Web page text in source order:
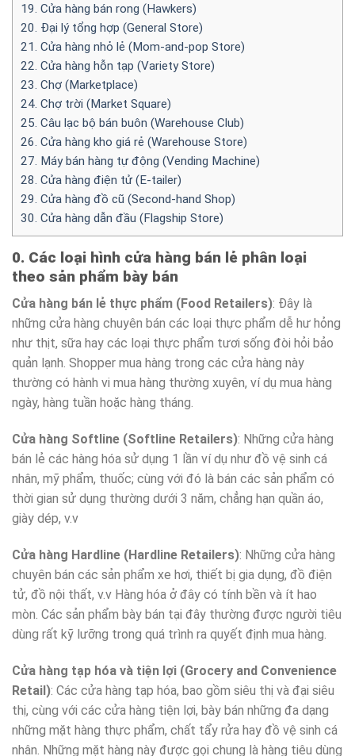
19. Cửa hàng bán rong (Hawkers)
20. Đại lý tổng hợp (General Store)
21. Cửa hàng nhỏ lẻ (Mom-and-pop Store)
22. Cửa hàng hỗn tạp (Variety Store)
23. Chợ (Marketplace)
24. Chợ trời (Market Square)
25. Câu lạc bộ bán buôn (Warehouse Club)
26. Cửa hàng kho giá rẻ (Warehouse Store)
27. Máy bán hàng tự động (Vending Machine)
28. Cửa hàng điện tử (E-tailer)
29. Cửa hàng đồ cũ (Second-hand Shop)
30. Cửa hàng dẫn đầu (Flagship Store)
0. Các loại hình cửa hàng bán lẻ phân loại
theo sản phẩm bày bán
Cửa hàng bán lẻ thực phẩm (Food Retailers): Đây là
những cửa hàng chuyên bán các loại thực phẩm dễ hư hỏng
như thịt, sữa hay các loại thực phẩm tươi sống đòi hỏi bảo
quản lạnh. Shopper mua hàng trong các cửa hàng này
thường có hành vi mua hàng thường xuyên, ví dụ mua hàng
ngày, hàng tuần hoặc hàng tháng.
Cửa hàng Softline (Softline Retailers): Những cửa hàng
bán lẻ các hàng hóa sử dụng 1 lần ví dụ như đồ vệ sinh cá
nhân, mỹ phẩm, thuốc; cùng với đó là bán các sản phẩm có
thời gian sử dụng thường dưới 3 năm, chẳng hạn quần áo,
giày dép, v.v
Cửa hàng Hardline (Hardline Retailers): Những cửa hàng
chuyên bán các sản phẩm xe hơi, thiết bị gia dụng, đồ điện
tử, đồ nội thất, v.v Hàng hóa ở đây có tính bền và ít hao
mòn. Các sản phẩm bày bán tại đây thường được người tiêu
dùng rất kỹ lưỡng trong quá trình ra quyết định mua hàng.
Cửa hàng tạp hóa và tiện lợi (Grocery and Convenience
Retail): Các cửa hàng tạp hóa, bao gồm siêu thị và đại siêu
thị, cùng với các cửa hàng tiện lợi, bày bán những đa dạng
những mặt hàng thực phẩm, chất tẩy rửa hay đồ vệ sinh cá
nhân. Những mặt hàng này được gọi chung là hàng tiêu dùng